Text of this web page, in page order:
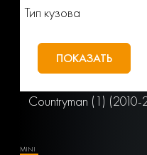
Тип кузова
Countryman (1) (2010-
MINI